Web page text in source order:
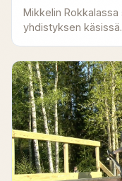
Mikkelin
yhdistyksen